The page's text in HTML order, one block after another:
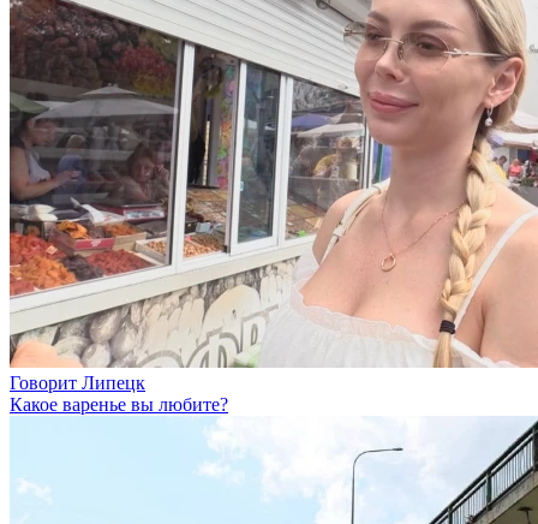
Говорит Липецк
Какое варенье вы любите?